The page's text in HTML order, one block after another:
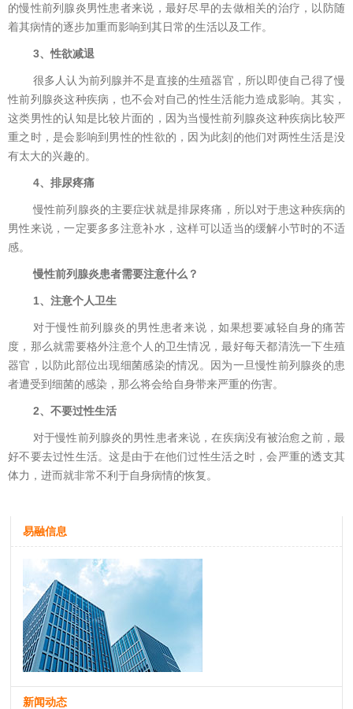
的慢性前列腺炎男性患者来说，最好尽早的去做相关的治疗，以防随
着其病情的逐步加重而影响到其日常的生活以及工作。
3、性欲减退
很多人认为前列腺并不是直接的生殖器官，所以即使自己得了慢
性前列腺炎这种疾病，也不会对自己的性生活能力造成影响。其实，
这类男性的认知是比较片面的，因为当慢性前列腺炎这种疾病比较严
重之时，是会影响到男性的性欲的，因为此刻的他们对两性生活是没
有太大的兴趣的。
4、排尿疼痛
慢性前列腺炎的主要症状就是排尿疼痛，所以对于患这种疾病的
男性来说，一定要多多注意补水，这样可以适当的缓解小节时的不适
感。
慢性前列腺炎患者需要注意什么？
1、注意个人卫生
对于慢性前列腺炎的男性患者来说，如果想要减轻自身的痛苦
度，那么就需要格外注意个人的卫生情况，最好每天都清洗一下生殖
器官，以防此部位出现细菌感染的情况。因为一旦慢性前列腺炎的患
者遭受到细菌的感染，那么将会给自身带来严重的伤害。
2、不要过性生活
对于慢性前列腺炎的男性患者来说，在疾病没有被治愈之前，最
好不要去过性生活。这是由于在他们过性生活之时，会严重的透支其
体力，进而就非常不利于自身病情的恢复。
易融信息
新闻动态